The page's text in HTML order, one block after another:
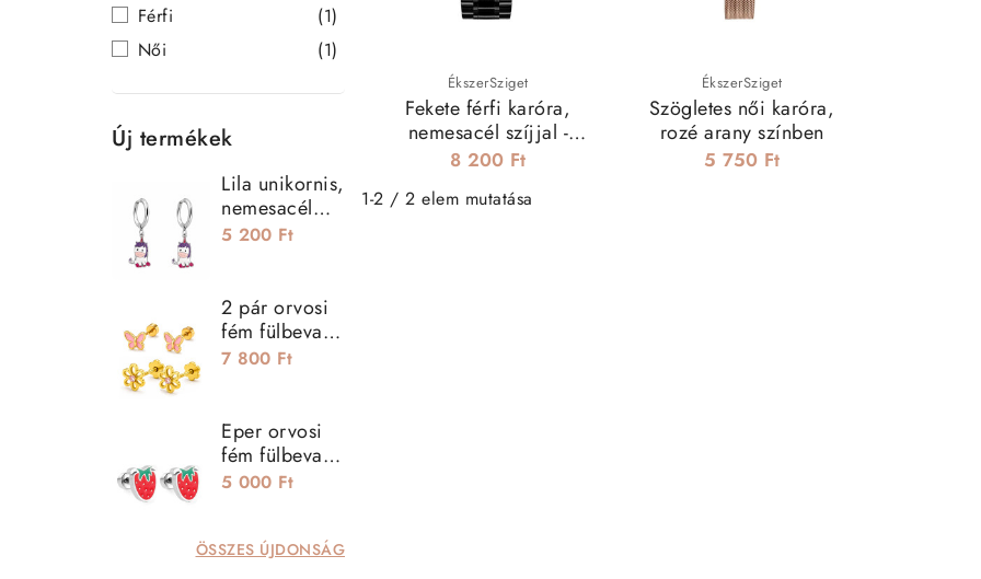
Férfi
(1)
Női
(1)
Új termékek
Lila unikornis,
nemesacél
kislány
5 200 Ft
2 pár orvosi
fém fülbevaló
szett - virág és
7 800 Ft
Eper orvosi
fém fülbevaló,
csavaros
5 000 Ft
ÖSSZES ÚJDONSÁG
ÉkszerSziget
Fekete férfi karóra,
nemesacél szíjjal -
Wheel
8 200 Ft
ÉkszerSziget
Szögletes női karóra,
rozé arany színben
5 750 Ft
1-2 / 2 elem mutatása